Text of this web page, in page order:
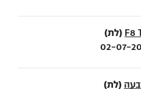
(לת)
(לת)